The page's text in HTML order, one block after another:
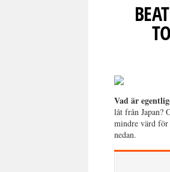
Vad är
låt från Japan?
mindre värd för
nedan.